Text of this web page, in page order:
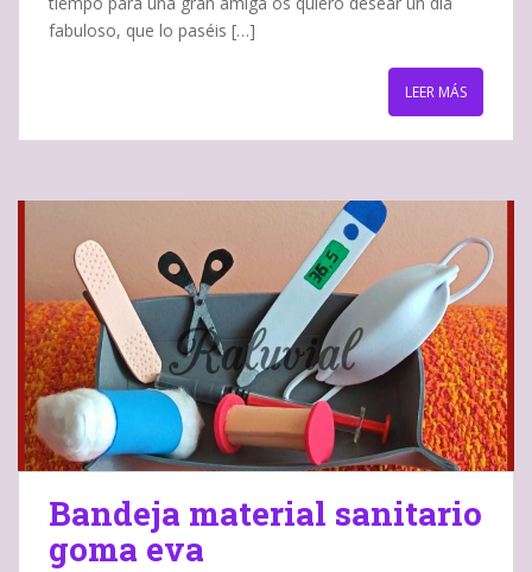
fabuloso, que lo paséis […]
LEER MÁS
Bandeja material sanitario
goma eva